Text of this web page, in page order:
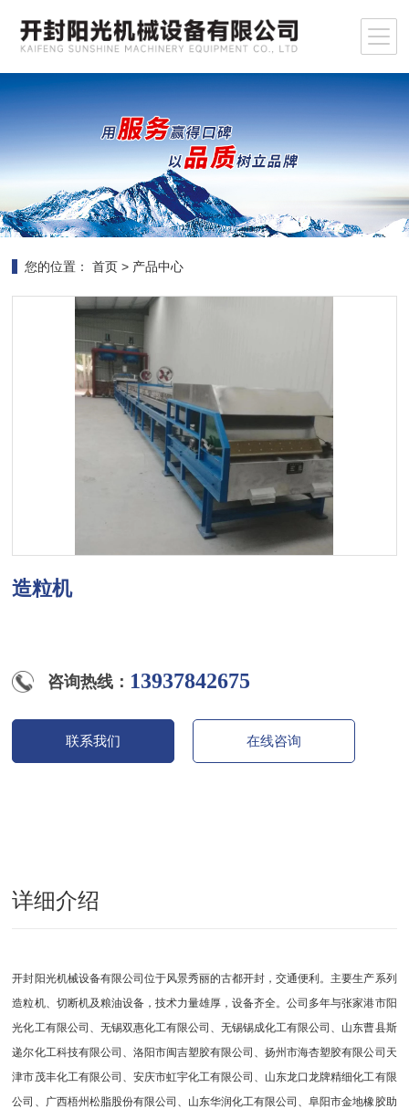
您的位置： 首页 > 产品中心
造粒机
咨询热线： 13937842675
联系我们 在线咨询
详细介绍
开封阳光机械设备有限公司位于风景秀丽的古都开封，交通便利。主要生产系列
造粒机、切断机及粮油设备，技术力量雄厚，设备齐全。公司多年与张家港市阳
光化工有限公司、无锡双惠化工有限公司、无锡锡成化工有限公司、山东曹县斯
递尔化工科技有限公司、洛阳市闽吉塑胶有限公司、扬州市海杏塑胶有限公司天
津市茂丰化工有限公司、安庆市虹宇化工有限公司、山东龙口龙牌精细化工有限
公司、广西梧州松脂股份有限公司、山东华润化工有限公司、阜阳市金地橡胶助